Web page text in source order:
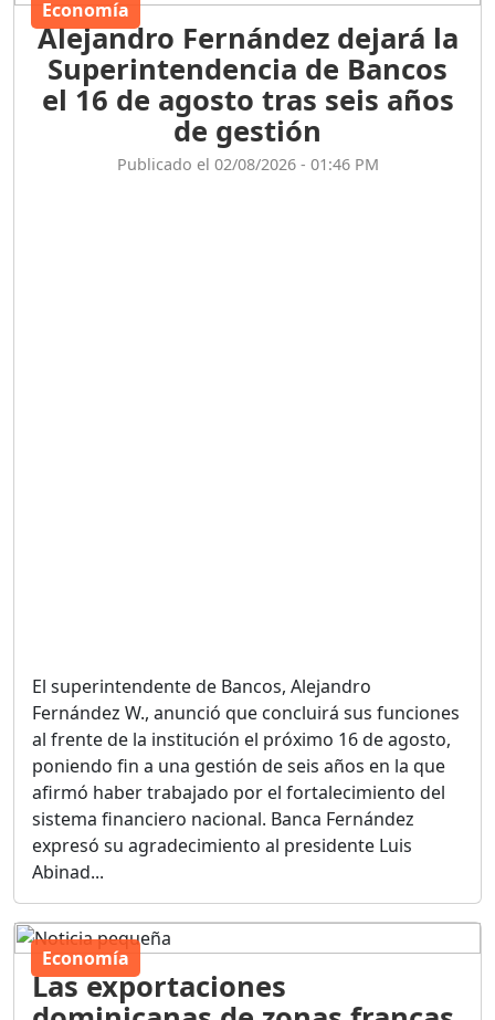
el 16 de agosto tras seis años
de gestión
Publicado el 02/08/2026 - 01:46 PM
poniendo fin a una gestión de seis años en la que
afirmó haber trabajado por el fortalecimiento del
sistema financiero nacional. Banca Fernández
expresó su agradecimiento al presidente Luis
Abinad...
Economía
Las exportaciones
dominicanas de zonas francas
hacia Haití caen un 28 % en el
primer semestre